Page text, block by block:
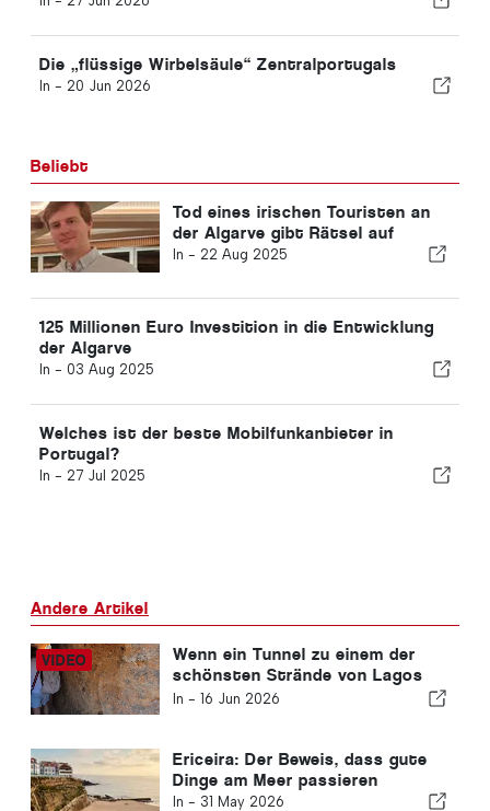
Die „flüssige Wirbelsäule“ Zentralportugals
In - 20 Jun 2026
Beliebt
Tod eines irischen Touristen an
der Algarve gibt Rätsel auf
In - 22 Aug 2025
125 Millionen Euro Investition in die Entwicklung
der Algarve
In - 03 Aug 2025
Welches ist der beste Mobilfunkanbieter in
Portugal?
In - 27 Jul 2025
Andere Artikel
Wenn ein Tunnel zu einem der
schönsten Strände von Lagos
an der Algarve führt
In - 16 Jun 2026
Ericeira: Der Beweis, dass gute
Dinge am Meer passieren
In - 31 May 2026